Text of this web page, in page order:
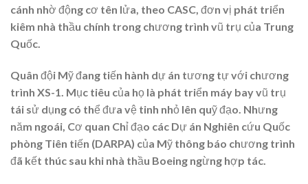
cánh nhờ động cơ tên lửa, theo CASC, đơn vị phát triển
kiêm nhà thầu chính trong chương trình vũ trụ của Trung
Quốc.
Quân đội Mỹ đang tiến hành dự án tương tự với chương
trình XS-1. Mục tiêu của họ là phát triển máy bay vũ trụ
tái sử dụng có thể đưa vệ tinh nhỏ lên quỹ đạo. Nhưng
năm ngoái, Cơ quan Chỉ đạo các Dự án Nghiên cứu Quốc
phòng Tiên tiến (DARPA) của Mỹ thông báo chương trình
đã kết thúc sau khi nhà thầu Boeing ngừng hợp tác.